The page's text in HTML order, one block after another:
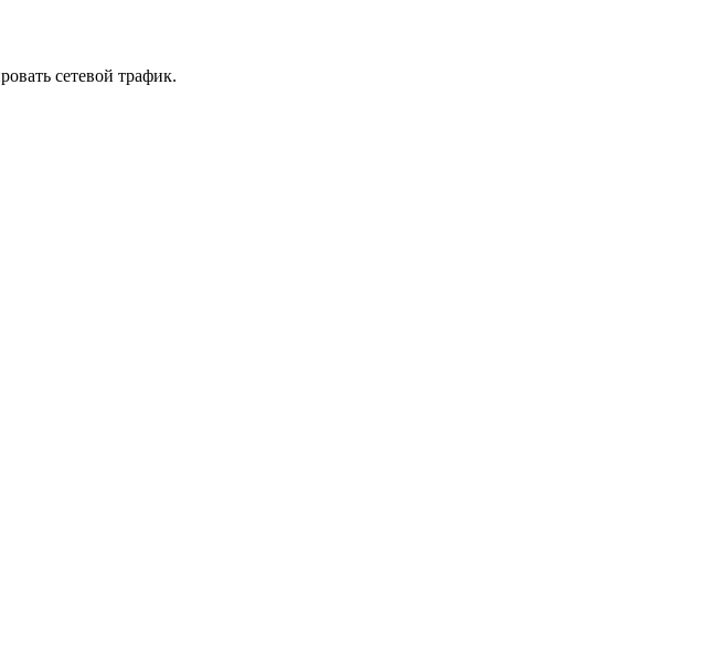
сетевой трафик.